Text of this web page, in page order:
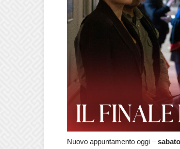
Nuovo appuntamento oggi –